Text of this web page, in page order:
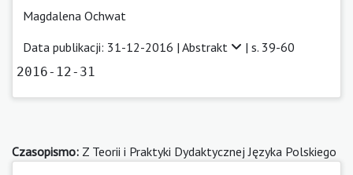
Magdalena Ochwat
Data publikacji: 31-12-2016 | Abstrakt | s. 39-60
2016-12-31
Czasopismo: Z Teorii i Praktyki Dydaktycznej Języka Polskiego